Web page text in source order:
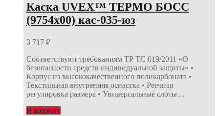
Каска UVEX™ ТЕРМО БОСС
(9754х00) кас-035-юз
3 717 ₽
Соответствуют требованиям ТР ТС 019/2011 «О
безопасности средств индивидуальной защиты» •
Корпус из высококачественного поликарбоната •
Текстильная внутренняя оснастка • Реечная
регулировка размера • Универсальные слоты…
В корзину